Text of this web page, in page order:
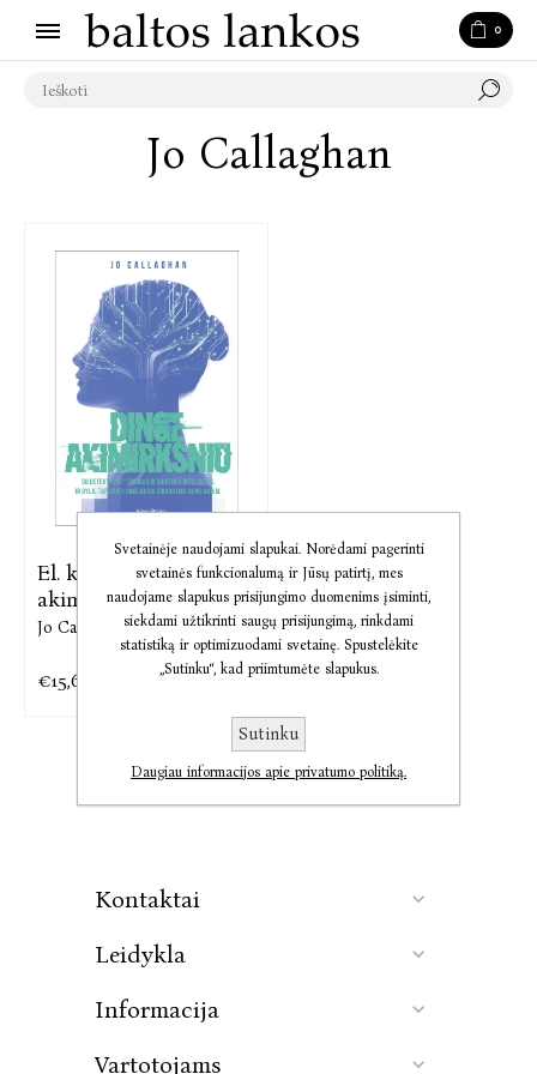
0
Jo Callaghan
El. knyga Dingę
akimirksniu
Jo Callaghan
€15,64
Kontaktai
Leidykla
Informacija
Vartotojams
Svetainėje naudojami slapukai. Norėdami pagerinti
svetainės funkcionalumą ir Jūsų patirtį, mes
naudojame slapukus prisijungimo duomenims įsiminti,
siekdami užtikrinti saugų prisijungimą, rinkdami
statistiką ir optimizuodami svetainę. Spustelėkite
„Sutinku“, kad priimtumėte slapukus.
Sutinku
Daugiau informacijos apie privatumo politiką.